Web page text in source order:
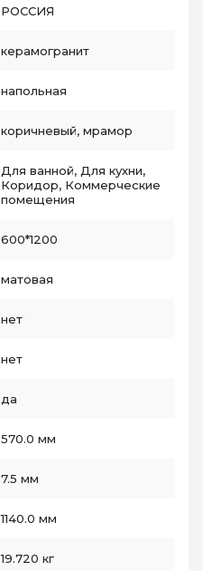
РОССИЯ
керамогранит
напольная
коричневый, мрамор
Для ванной, Для кухни,
Коридор, Коммерческие
помещения
600*1200
матовая
нет
нет
да
570.0 мм
7.5 мм
1140.0 мм
19.720 кг